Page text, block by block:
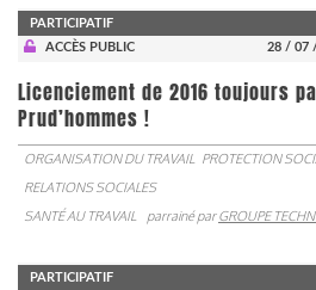
PARTICIPATIF
ACCÈS PUBLIC
28 / 07
Licenciement de 2016 toujours
Prud’hommes !
ORGANISATION DU TRAVAIL PROTECTION
RELATIONS SOCIALES
SANTÉ AU TRAVAIL
parrainé parGROUPE
PARTICIPATIF